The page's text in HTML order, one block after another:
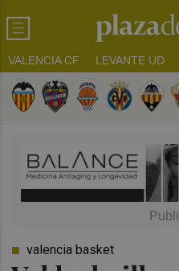
VALENCIA CF LEVANTE UD
valencia basket